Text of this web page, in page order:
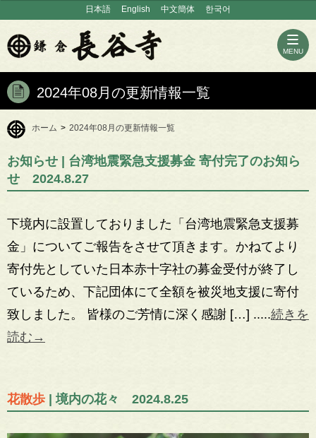
日本語 English 中文簡体 한국어
MENU
2024年08月の更新情報一覧
ホーム > 2024年08月の更新情報一覧
お知らせ | 台湾地震緊急支援募金 寄付完了のお知ら
せ 2024.8.27
下境内に設置しておりました「台湾地震緊急支援募
金」についてご報告をさせて頂きます。かねてより
寄付先としていた日本赤十字社の募金受付が終了し
ているため、下記団体にて全額を被災地支援に寄付
致しました。 皆様のご芳情に深く感謝 […] .....続きを
読む→
花散歩 | 境内の花々 2024.8.25